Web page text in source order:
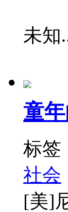
未知
童
标签
社会
[美]